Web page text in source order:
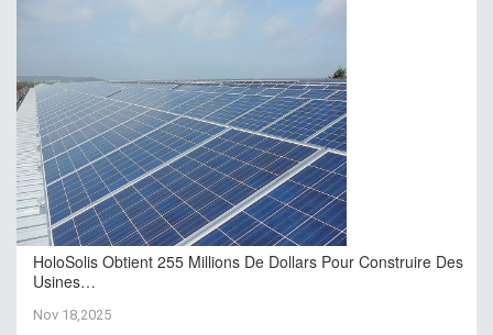
HoloSolis Obtient 255 Millions De Dollars Pour Construire Des
Usines…
Nov 18,2025